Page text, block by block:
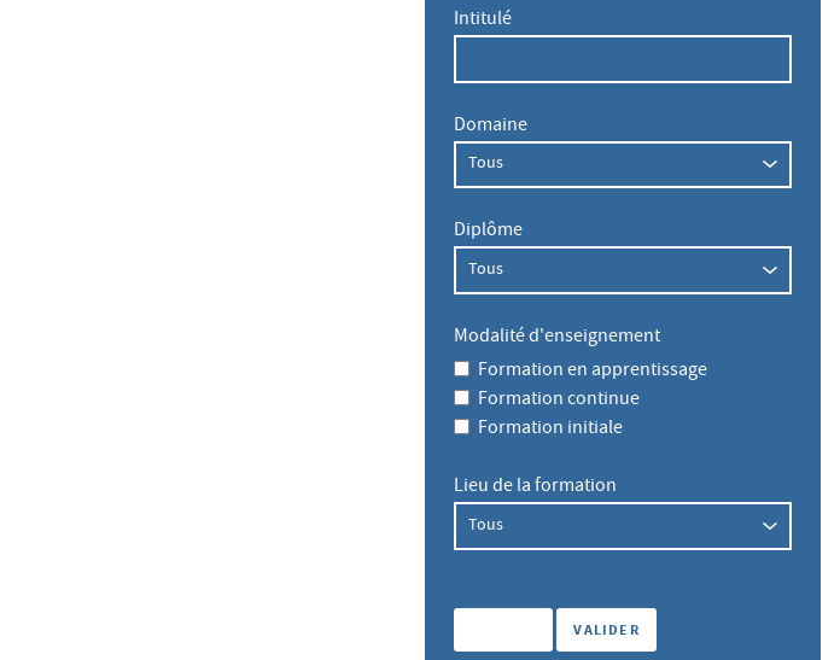
Intitulé
Domaine
Diplôme
Modalité d'enseignement
Formation en apprentissage
Formation continue
Formation initiale
Lieu de la formation